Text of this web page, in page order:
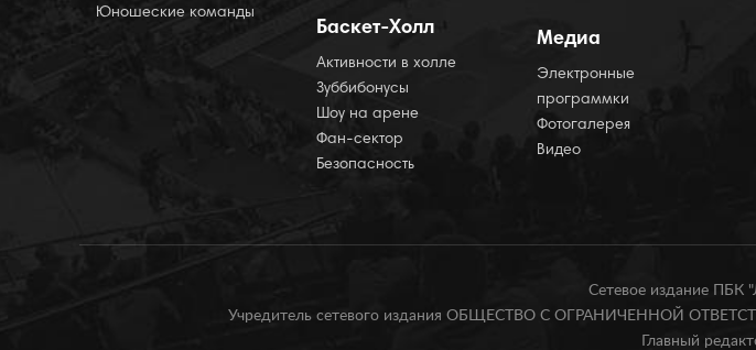
Юношеские команды
Баскет-Холл
Активности в холле
Зуббибонусы
Шоу на арене
Фан-сектор
Безопасность
Медиа
Электронные
программки
Фотогалерея
Видео
Сетевое издание ПБК
Учредитель сетевого издания ОБЩЕСТВО С ОГРАНИЧЕННОЙ
Главный